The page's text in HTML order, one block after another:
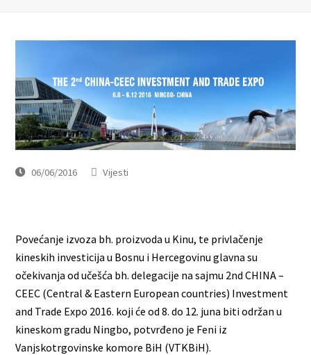
06/06/2016 Vijesti
Povećanje izvoza bh. proizvoda u Kinu, te privlačenje
kineskih investicija u Bosnu i Hercegovinu glavna su
očekivanja od učešća bh. delegacije na sajmu 2nd CHINA –
CEEC (Central & Eastern European countries) Investment
and Trade Expo 2016. koji će od 8. do 12. juna biti održan u
kineskom gradu Ningbo, potvrđeno je Feni iz
Vanjskotrgovinske komore BiH (VTKBiH).